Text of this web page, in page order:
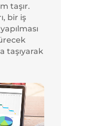
taşır.
bir iş
taşıyarak